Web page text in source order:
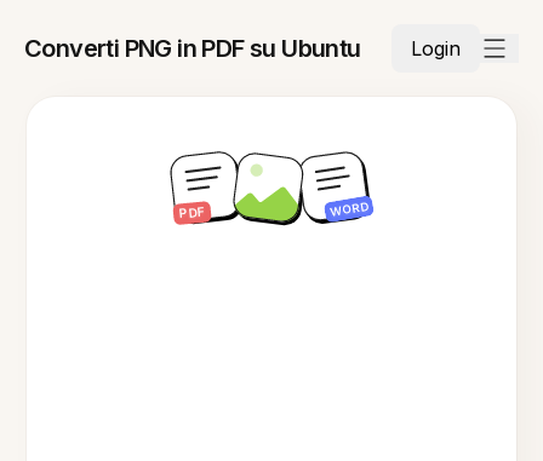
Converti PNG in PDF su Ubuntu Login